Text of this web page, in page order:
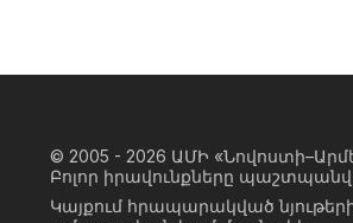
© 2005 - 2026 ԱՄԻ
Բոլոր իրավունքները
Կայքում հրապարակված